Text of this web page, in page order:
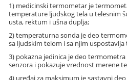
1) medicinski termometar je
temperature ljudskog tela u telesnim
usta, rektum i ušna duplja;
2) temperaturna sonda je deo
sa ljudskim telom i sa njim
3) pokazna jedinica je deo
senzora i pokazuje vrednost merene
4) uređaj za maksimum je sastavni